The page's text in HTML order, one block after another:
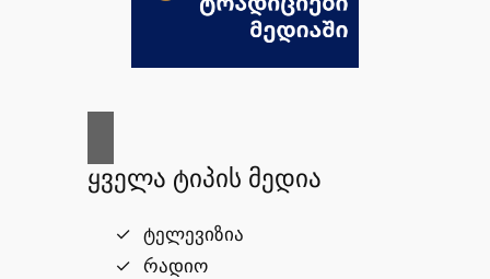
ყველა ტიპის მედია
ტელევიზია
რადიო